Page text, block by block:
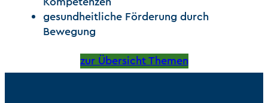
gesundheitliche Förderung durch
Bewegung
zur Übersicht Themen